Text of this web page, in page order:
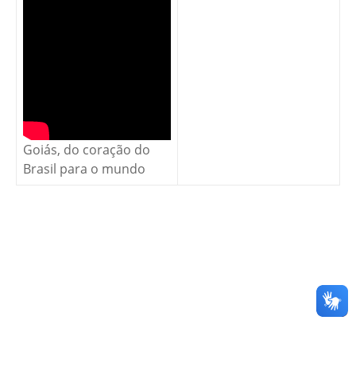
Goiás, do coração do
Brasil para o mundo